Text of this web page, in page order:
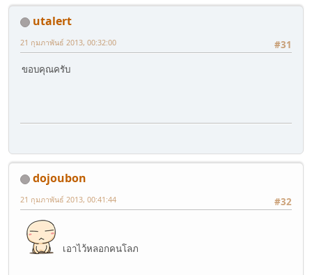
utalert
#31
21 กุมภาพันธ์ 2013, 00:32:00
ขอบคุณครับ
dojoubon
#32
21 กุมภาพันธ์ 2013, 00:41:44
เอาไว้หลอกคนโลภ